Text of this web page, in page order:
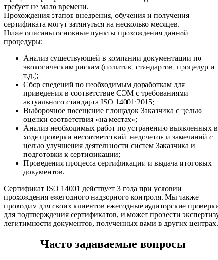
требует не мало времени.
Прохождения этапов внедрения, обучения и получения
сертификата могут затянуться на несколько месяцев.
Ниже описаны основные пункты прохождения данной
процедуры:
Анализ существующей в компании документации по
экологическим рискам (политик, стандартов, процедур и
т.д.);
Сбор сведений по необходимым доработкам для
приведения в соответствие СЭМ с требованиями
актуального стандарта ISO 14001:2015;
Выборочное посещение площадок Заказчика с целью
оценки соответствия «на местах»;
Анализ необходимых работ по устранению выявленных в
ходе проверки несоответствий, недочетов и замечаний с
целью улучшения деятельности систем Заказчика и
подготовки к сертификации;
Проведения процесса сертификации и выдача итоговых
документов.
Сертификат ISO 14001 действует 3 года при условии
прохождения ежегодного надзорного контроля. Мы также
проводим для своих клиентов ежегодные аудиторские
для подтверждения сертификатов, и может провести
легитимности документов, полученных вами в других центрах.
Часто задаваемые вопросы